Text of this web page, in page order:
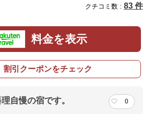
クチコミ数 : 83 件
料金を表示
割引クーポンをチェック
自慢の宿です。 0